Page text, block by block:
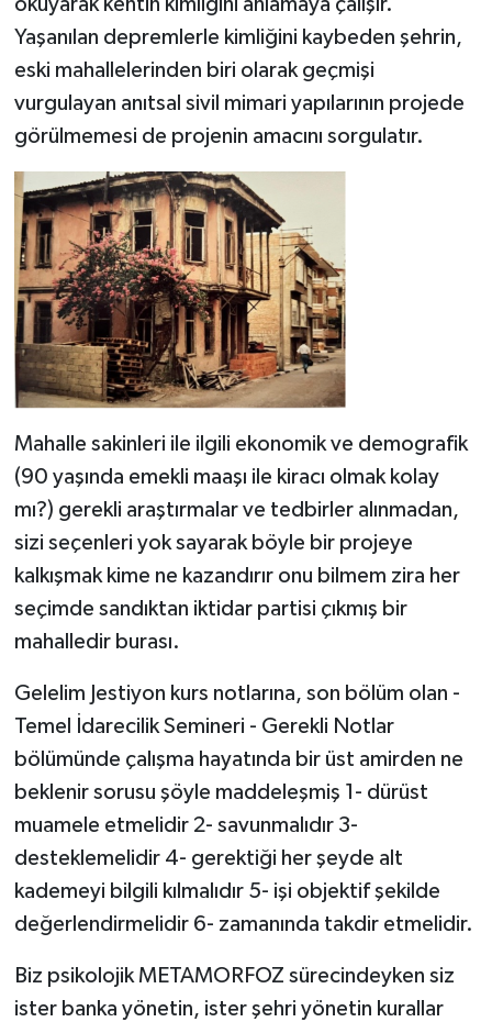
okuyarak kentin kimliğini anlamaya çalışır.
Yaşanılan depremlerle kimliğini kaybeden şehrin,
eski mahallelerinden biri olarak geçmişi
vurgulayan anıtsal sivil mimari yapılarının projede
görülmemesi de projenin amacını sorgulatır.
Mahalle sakinleri ile ilgili ekonomik ve demografik
(90 yaşında emekli maaşı ile kiracı olmak kolay
mı?) gerekli araştırmalar ve tedbirler alınmadan,
sizi seçenleri yok sayarak böyle bir projeye
kalkışmak kime ne kazandırır onu bilmem zira her
seçimde sandıktan iktidar partisi çıkmış bir
mahalledir burası.
Gelelim Jestiyon kurs notlarına, son bölüm olan -
Temel İdarecilik Semineri - Gerekli Notlar
bölümünde çalışma hayatında bir üst amirden ne
beklenir sorusu şöyle maddeleşmiş 1- dürüst
muamele etmelidir 2- savunmalıdır 3-
desteklemelidir 4- gerektiği her şeyde alt
kademeyi bilgili kılmalıdır 5- işi objektif şekilde
değerlendirmelidir 6- zamanında takdir etmelidir.
Biz psikolojik METAMORFOZ sürecindeyken siz
ister banka yönetin, ister şehri yönetin kurallar